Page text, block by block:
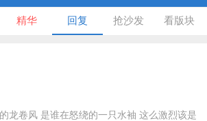
精华 回复 抢沙发 看版块
的龙卷风 是谁在怒绕的一只水袖 这么激烈该是